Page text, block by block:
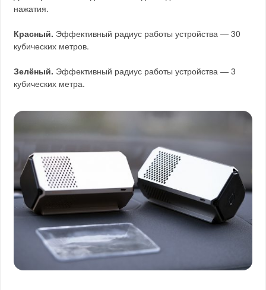
нажатия.
Красный. Эффективный радиус работы устройства — 30
кубических метров.
Зелёный. Эффективный радиус работы устройства — 3
кубических метра.